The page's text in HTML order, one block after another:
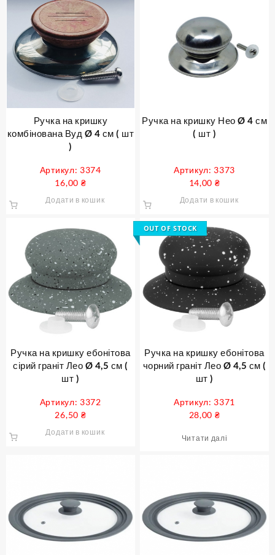
Ручка на кришку
комбінована Вуд Ø 4 см ( шт
)
Артикул: 3374
16,00 ₴
Додати в кошик
Ручка на кришку Нео Ø 4 см
( шт )
Артикул: 3373
14,00 ₴
Додати в кошик
Ручка на кришку ебонітова
сірий граніт Лео Ø 4,5 см (
шт )
Артикул: 3372
26,50 ₴
Додати в кошик
OUT OF STOCK
Ручка на кришку ебонітова
чорний граніт Лео Ø 4,5 см (
шт )
Артикул: 3371
28,00 ₴
Читати далі